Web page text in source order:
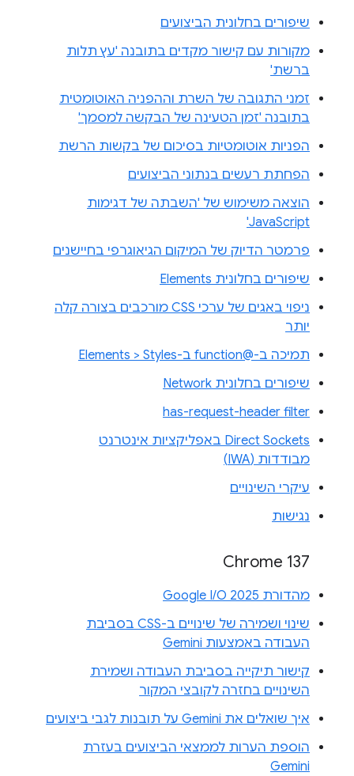
שיפורים בחלונית הביצועים
מקורות עם קישור מקדים בתובנה 'עץ תלות
ברשת'
זמני התגובה של השרת וההפניה האוטומטית
בתובנה 'זמן הטעינה של הבקשה למסמך'
הפניות אוטומטיות בסיכום של בקשות הרשת
הפחתת רעשים בנתוני הביצועים
הוצאה משימוש של 'השבתה של דגימות
JavaScript'
פרמטר הדיוק של המיקום הגיאוגרפי בחיישנים
שיפורים בחלונית Elements
ניפוי באגים של ערכי CSS מורכבים בצורה קלה
יותר
תמיכה ב-@function ב-Elements > Styles
שיפורים בחלונית Network
has-request-header filter
Direct Sockets באפליקציות אינטרנט
מבודדות (IWA)
עיקרי השינויים
נגישות
Chrome 137
מהדורת Google I/O 2025
שינוי ושמירה של שינויים ב-CSS בסביבת
העבודה באמצעות Gemini
קישור תיקייה בסביבת העבודה ושמירת
השינויים בחזרה לקובצי המקור
איך שואלים את Gemini על תובנות לגבי ביצועים
הוספת הערות לממצאי הביצועים בעזרת
Gemini